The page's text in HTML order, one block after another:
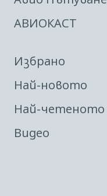
АВИОКАСТ
Избрано
Най-новото
Най-четеното
Видео